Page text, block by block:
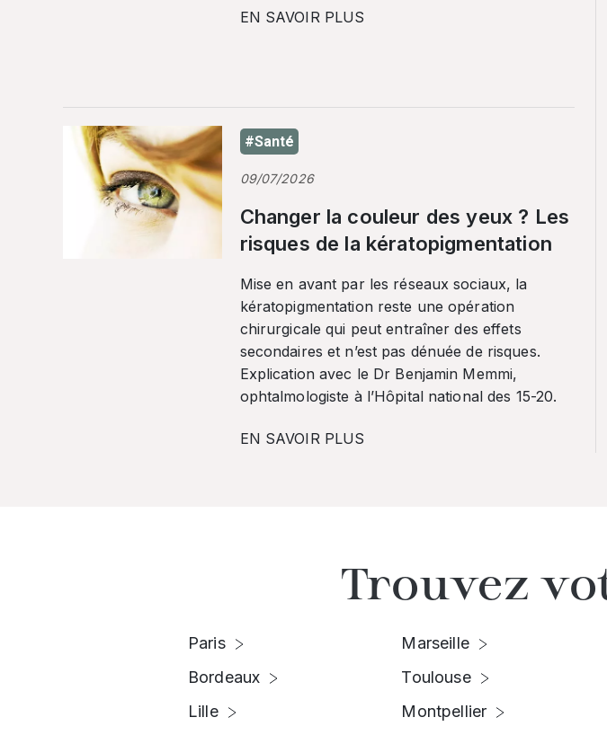
EN SAVOIR PLUS
#Santé
09/07/2026
Changer la couleur des yeux ? Les
risques de la kératopigmentation
Mise en avant par les réseaux sociaux, la
kératopigmentation reste une opération
chirurgicale qui peut entraîner des effets
secondaires et n’est pas dénuée de risques.
Explication avec le Dr Benjamin Memmi,
ophtalmologiste à l’Hôpital national des 15-20.
EN SAVOIR PLUS
Trouvez
Paris
Bordeaux
Lille
Marseille
Toulouse
Montpellier